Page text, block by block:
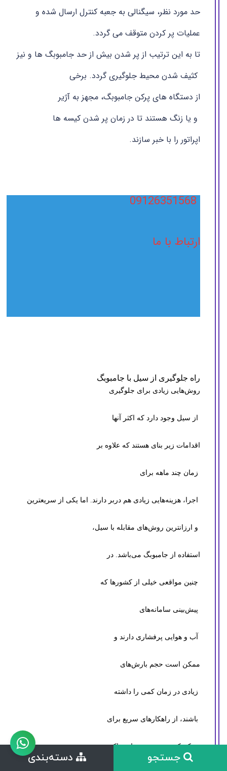
حد مورد نظر، سیگنالی به جعبه کنترل ارسال شده و
عملیات پر کردن متوقف می گردد.
تا به این ترتیب از پر شدن بیش از حد جامبوبگ ها و نیز
کثیف شدن محیط جلوگیری گردد. برخی
از دستگاه های پرکن جامبوبگ، مجهز به آژیر
و یا زنگ هستند تا در زمان پر شدن کیسه ها
اپراتور را با خبر سازند.
ارتباط با ما
راه جلوگیری از سیل با جامبوبگ
روش‌هایی زیادی برای جلوگیری
از سیل وجود دارد که اکثر آنها
اقدامات زیر بنای هستند که علاوه بر
زمان چند ماهه برای
اجرا، هزینه‌هایی زیادی هم دربر دارند. اما یکی از سریعترین
و ارزانترین روش‌های مقابله با سیل،
استفاده از جامبوبگ می‌باشد. در
چنین مواقعی خیلی از کشورها که
پیش‌بینی سامانه‌های
آب و هوایی پر‌فشاری دارند و
ممکن است حجم بارش‌های
زیادی در زمان کمی را داشته
باشند، از راهکارهای سریع برای
محکم کردن پشت سدهای خاکی